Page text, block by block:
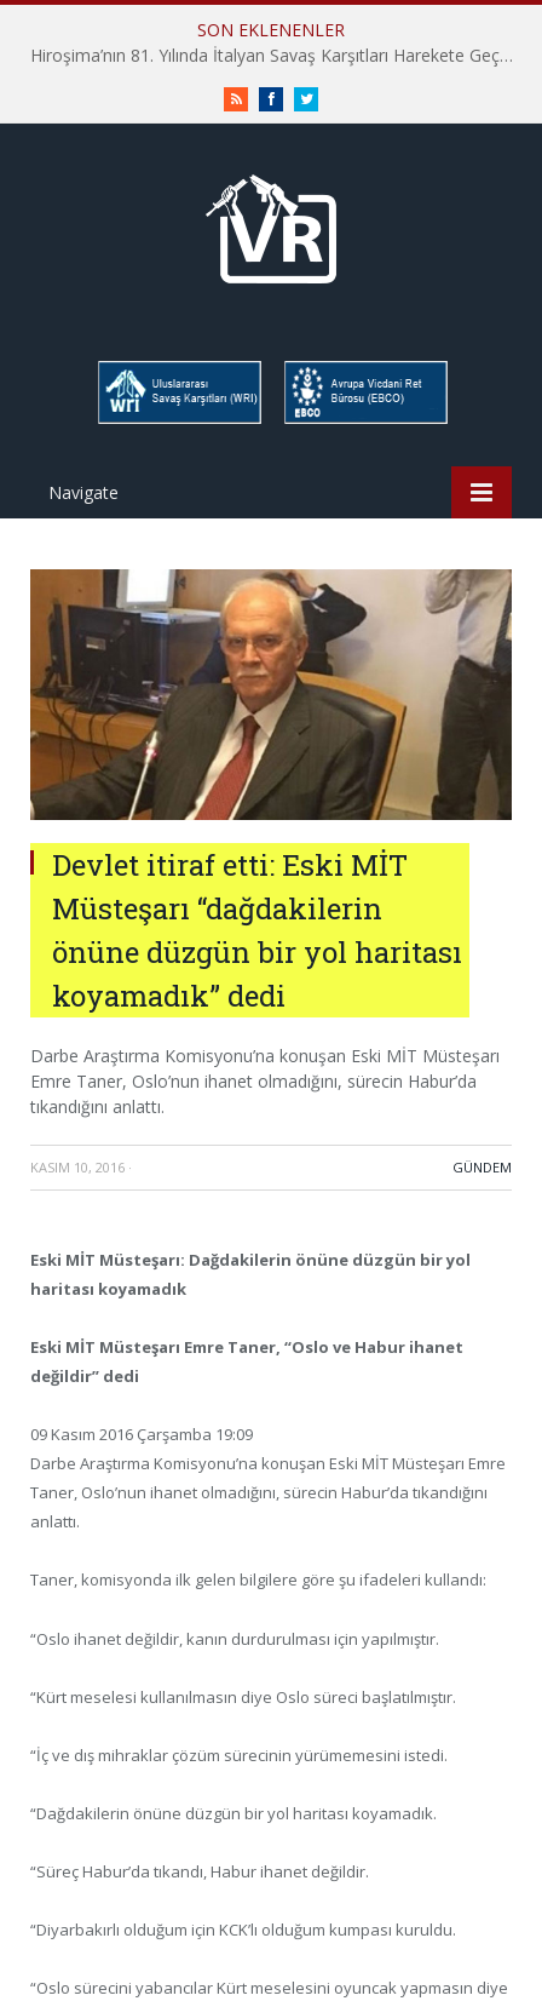
SON EKLENENLER
Hiroşima’nın 81. Yılında İtalyan Savaş Karşıtları Harekete Geçti: “Hatırlamak yeterli değil”
RSS FacebookTwitter
Navigate
Devlet itiraf etti: Eski MİT
Müsteşarı “dağdakilerin
önüne düzgün bir yol haritası
koyamadık” dedi
Darbe Araştırma Komisyonu’na konuşan Eski MİT Müsteşarı
Emre Taner, Oslo’nun ihanet olmadığını, sürecin Habur’da
tıkandığını anlattı.
KASIM 10, 2016 · GÜNDEM
Eski MİT Müsteşarı: Dağdakilerin önüne düzgün bir yol
haritası koyamadık
Eski MİT Müsteşarı Emre Taner, “Oslo ve Habur ihanet
değildir” dedi
09 Kasım 2016 Çarşamba 19:09
Darbe Araştırma Komisyonu’na konuşan Eski MİT Müsteşarı Emre
Taner, Oslo’nun ihanet olmadığını, sürecin Habur’da tıkandığını
anlattı.
Taner, komisyonda ilk gelen bilgilere göre şu ifadeleri kullandı:
“Oslo ihanet değildir, kanın durdurulması için yapılmıştır.
“Kürt meselesi kullanılmasın diye Oslo süreci başlatılmıştır.
“İç ve dış mihraklar çözüm sürecinin yürümemesini istedi.
“Dağdakilerin önüne düzgün bir yol haritası koyamadık.
“Süreç Habur’da tıkandı, Habur ihanet değildir.
“Diyarbakırlı olduğum için KCK’lı olduğum kumpası kuruldu.
“Oslo sürecini yabancılar Kürt meselesini oyuncak yapmasın diye